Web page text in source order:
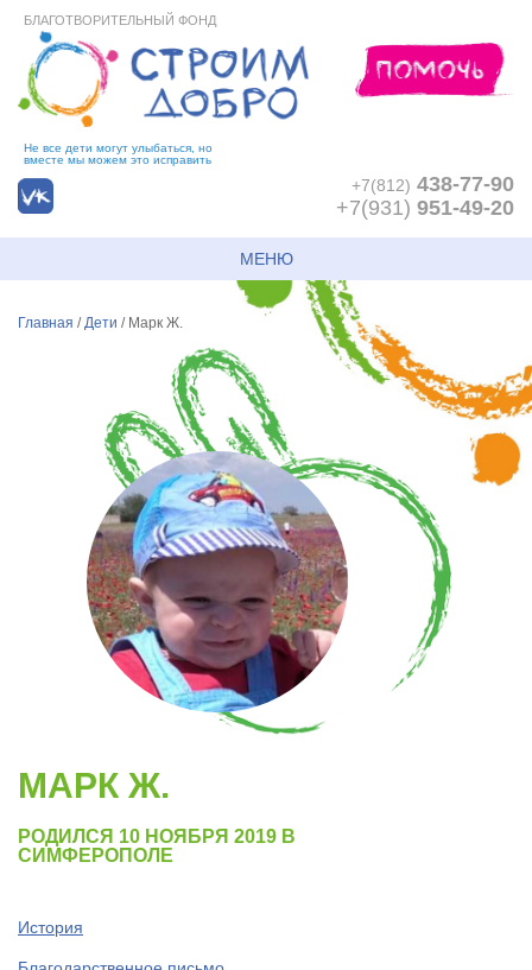
БЛАГОТВОРИТЕЛЬНЫЙ ФОНД
Не все дети могут улыбаться, но
вместе мы можем это исправить
+7(812) 438-77-90
+7(931) 951-49-20
МЕНЮ
Главная /Дети / Марк Ж.
МАРК Ж.
РОДИЛСЯ 10 НОЯБРЯ 2019 В
СИМФЕРОПОЛЕ
История